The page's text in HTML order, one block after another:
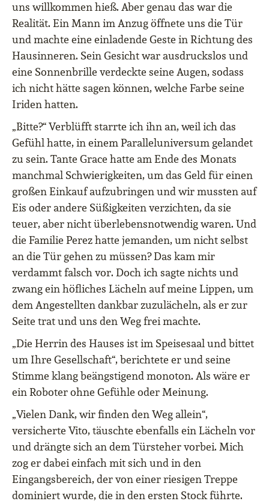
uns willkommen hieß. Aber genau das war die
Realität. Ein Mann im Anzug öffnete uns die Tür
und machte eine einladende Geste in Richtung des
Hausinneren. Sein Gesicht war ausdruckslos und
eine Sonnenbrille verdeckte seine Augen, sodass
ich nicht hätte sagen können, welche Farbe seine
Iriden hatten.
„Bitte?“ Verblüfft starrte ich ihn an, weil ich das
Gefühl hatte, in einem Paralleluniversum gelandet
zu sein. Tante Grace hatte am Ende des Monats
manchmal Schwierigkeiten, um das Geld für einen
großen Einkauf aufzubringen und wir mussten auf
Eis oder andere Süßigkeiten verzichten, da sie
teuer, aber nicht überlebensnotwendig waren. Und
die Familie Perez hatte jemanden, um nicht selbst
an die Tür gehen zu müssen? Das kam mir
verdammt falsch vor. Doch ich sagte nichts und
zwang ein höfliches Lächeln auf meine Lippen, um
dem Angestellten dankbar zuzulächeln, als er zur
Seite trat und uns den Weg frei machte.
„Die Herrin des Hauses ist im Speisesaal und bittet
um Ihre Gesellschaft“, berichtete er und seine
Stimme klang beängstigend monoton. Als wäre er
ein Roboter ohne Gefühle oder Meinung.
„Vielen Dank, wir finden den Weg allein“,
versicherte Vito, täuschte ebenfalls ein Lächeln vor
und drängte sich an dem Türsteher vorbei. Mich
zog er dabei einfach mit sich und in den
Eingangsbereich, der von einer riesigen Treppe
dominiert wurde, die in den ersten Stock führte.